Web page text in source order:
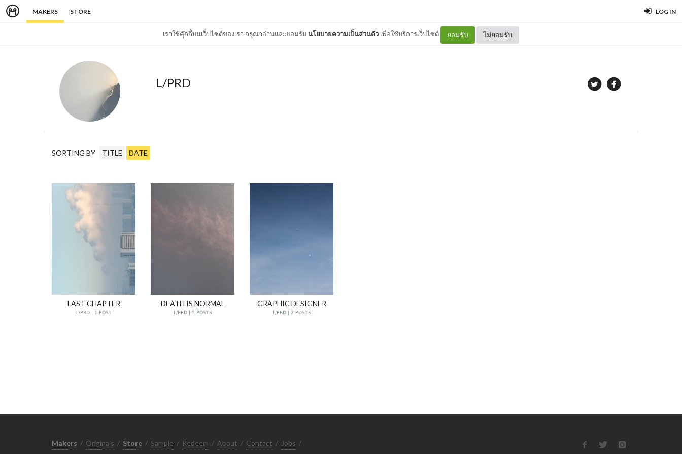
MAKERS STORE LOG IN
เราใช้คุ๊กกี้บนเว็บไซต์ของเรา กรุณาอ่านและยอมรับนโยบายความเป็นส่วนตัว เพื่อใช้บริการเว็บไซต์ ยอมรับ ไม่ยอมรับ
L/PRD
SORTING BY TITLE DATE
LAST CHAPTER
L/PRD | 1 POST
DEATH IS NORMAL
L/PRD | 5 POSTS
GRAPHIC DESIGNER
L/PRD | 2 POSTS
Makers / Originals / Store / Sample / Redeem / About / Contact / Jobs /